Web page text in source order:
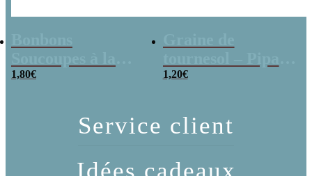
poudre (x20)
1,80€
x 3
1,20€
Service client
Idées cadeaux